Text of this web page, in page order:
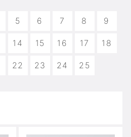
5 6 7 8 9
14 15 16 17 18
22 23 24 25